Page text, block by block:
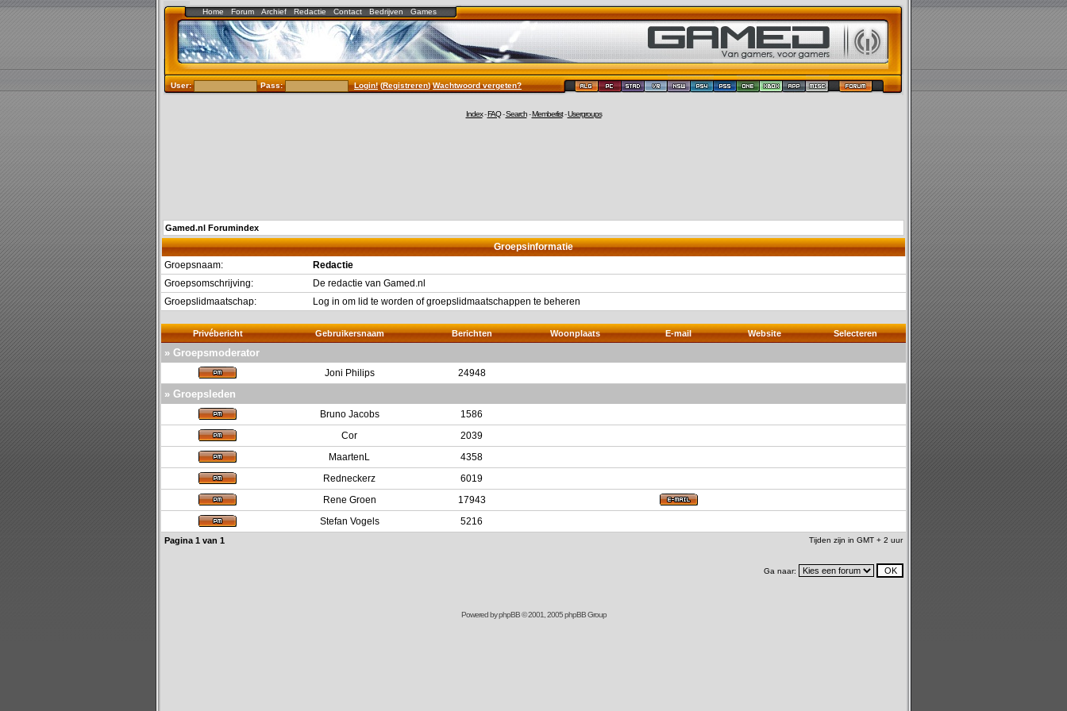
Home Forum Archief Redactie Contact Bedrijven Games
User: Pass: Login!(Registreren)Wachtwoord vergeten?
Index-FAQ-Search-Memberlist-Usergroups
Gamed.nl Forumindex
Groepsinformatie
Groepsnaam:
Redactie
Groepsomschrijving:
De redactie van Gamed.nl
Groepslidmaatschap:
Log in om lid te worden of groepslidmaatschappen te beheren
Privébericht Gebruikersnaam Berichten Woonplaats E-mail Website Selecteren
» Groepsmoderator
Joni Philips 24948
» Groepsleden
Bruno Jacobs
1586
Cor
2039
MaartenL
4358
Redneckerz
6019
Rene Groen
17943
Stefan Vogels
5216
Pagina 1 van 1 Tijden zijn in GMT + 2 uur
Ga naar:
Powered byphpBB© 2001, 2005 phpBB Group